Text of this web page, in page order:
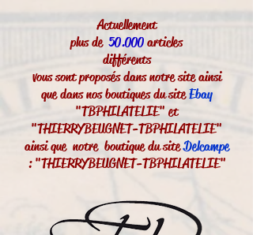
Actuellement
plus de50.000articles
différents
vous sont proposés dans notre site ainsi
que dans nos boutiques du siteEbay
"TBPHILATELIE" et
"THIERRYBEUGNET-TBPHILATELIE"
ainsi que notre boutique du siteDelcampe
: "THIERRYBEUGNET-TBPHILATELIE"